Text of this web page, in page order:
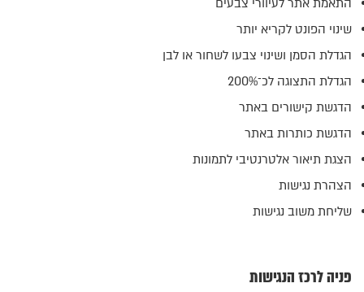
התאמת אתר לעיוורי צבעים
שינוי הפונט לקריא יותר
הגדלת הסמן ושינוי צבעו לשחור או לבן
הגדלת התצוגה לכ־200%
הדגשת קישורים באתר
הדגשת כותרות באתר
הצגת תיאור אלטרנטיבי לתמונות
הצהרת נגישות
שליחת משוב נגישות
פניה לרכז הנגישות